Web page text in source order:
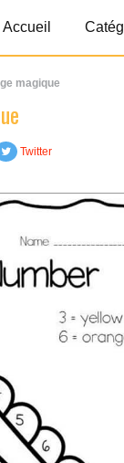
Accueil
magique
Twitter